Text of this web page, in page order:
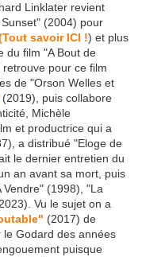
Linklater revient
(2004) pour
savoir ICI !) et plus
du film "A Bout de
retrouve pour ce film
de "Orson Welles et
(2019), puis collabore
Michèle
et productrice qui a
a distribué "Eloge de
le dernier entretien du
an avant sa mort, puis
(1998), "La
Vu le sujet on a
(2017) de
le Godard des années
puisque